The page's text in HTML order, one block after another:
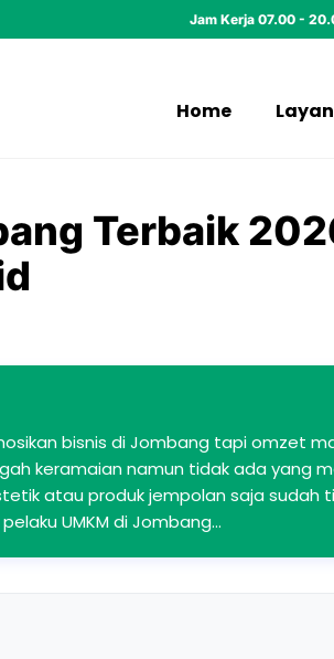
Jam Kerja 07.00 -
Home
Terbaik
bisnis di Jombang tapi omzet
keramaian namun tidak ada yang
atau produk jempolan saja sudah
UMKM di Jombang…